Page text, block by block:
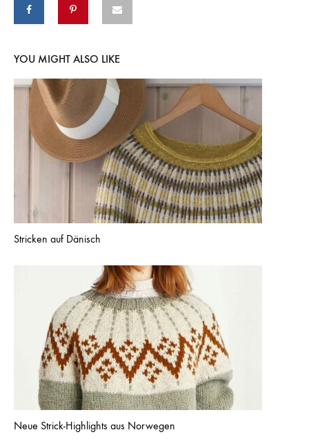
YOU MIGHT ALSO LIKE
Stricken auf Dänisch
Neue Strick-Highlights aus Norwegen